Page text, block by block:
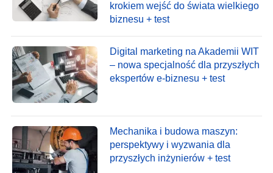
krokiem wejść do świata wielkiego
biznesu + test
Digital marketing na Akademii WIT
– nowa specjalność dla przyszłych
ekspertów e-biznesu + test
Mechanika i budowa maszyn:
perspektywy i wyzwania dla
przyszłych inżynierów + test